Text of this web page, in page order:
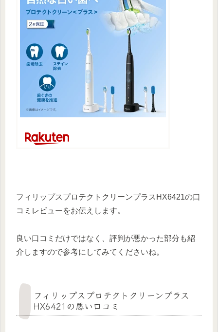
フィリップスプロテクトクリーンプラスHX6421の口
コミレビューをお伝えします。
良い口コミだけではなく、評判が悪かった部分も紹
介しますので参考にしてみてくださいね。
フィリップスプロテクトクリーンプラス
HX6421の悪い口コミ